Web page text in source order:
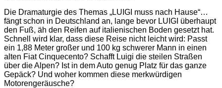
Die Dramaturgie des Themas „LUIGI muss nach Hause“…
fängt schon in Deutschland an, lange bevor LUIGI überhaupt
den Fuß, äh den Reifen auf italienischen Boden gesetzt hat.
Schnell wird klar, dass diese Reise nicht leicht wird: Passt
ein 1,88 Meter großer und 100 kg schwerer Mann in einen
alten Fiat Cinquecento? Schafft Luigi die steilen Straßen
über die Alpen? Ist in dem Auto genug Platz für das ganze
Gepäck? Und woher kommen diese merkwürdigen
Motorengeräusche?